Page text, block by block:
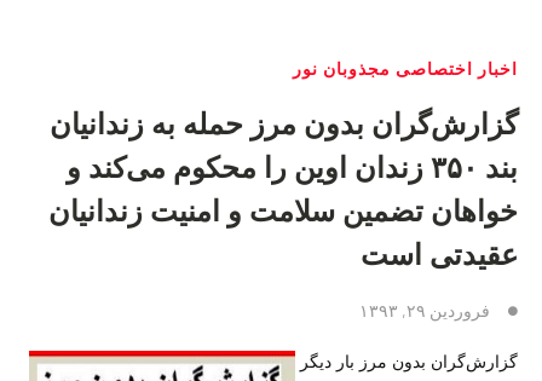
اخبار اختصاصی مجذوبان نور
گزارش‌گران بدون مرز حمله به زندانیان
بند ٣۵٠ زندان اوین را محکوم می‌کند و
خواهان تضمین سلامت و امنیت زندانیان
عقیدتی است
فروردین ۲۹, ۱۳۹۳
گزارش‌گران بدون مرز بار دیگر